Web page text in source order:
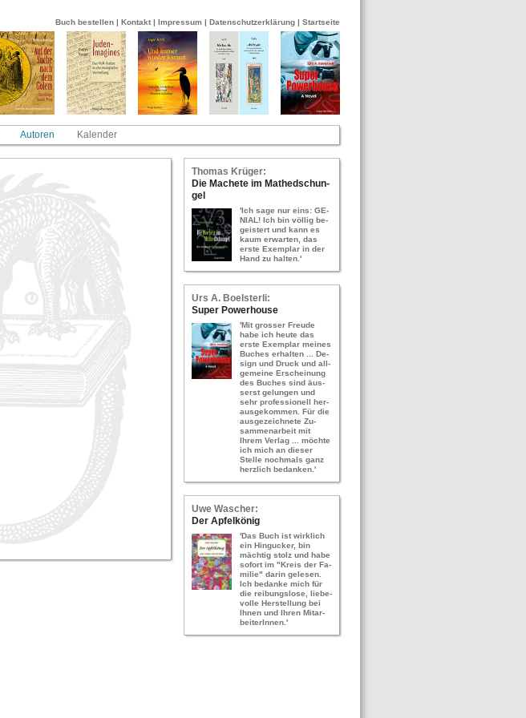
Buch bestellen | Kontakt | Impressum | Datenschutzerklärung | Startseite
Autoren Kalender
Tho­mas Krü­ger:
Die Ma­che­te im Ma­thed­schun­
gel
'Ich sage nur eins: GE­
NI­AL! Ich bin völ­lig be­
geis­tert und kann es
kaum er­war­ten, das
erste Ex­em­plar in der
Hand zu hal­ten.'
Urs A. Bo­els­ter­li:
Super Power­hou­se
'Mit gros­ser Freu­de
habe ich heute das
erste Ex­em­plar mei­nes
Bu­ches er­hal­ten ... De­
sign und Druck und all­
ge­mei­ne Er­schei­nung
des Bu­ches sind äus­
serst ge­lun­gen und
sehr pro­fes­sio­nell her­
aus­ge­kom­men. Für die
aus­ge­zeich­ne­te Zu­
sam­men­ar­beit mit
Ihrem Ver­lag ... möch­te
ich mich an die­ser
Stel­le noch­mals ganz
herz­lich be­dan­ken.'
Uwe Wa­scher:
Der Ap­fel­kö­nig
'Das Buch ist wirk­lich
ein Hin­gu­cker, bin
mäch­tig stolz und habe
so­fort im "Kreis der Fa­
mi­lie" darin ge­le­sen.
Ich be­dan­ke mich für
die rei­bungs­lo­se, lie­be­
vol­le Her­stel­lung bei
Ihnen und Ihren Mit­ar­
bei­te­rIn­nen.'